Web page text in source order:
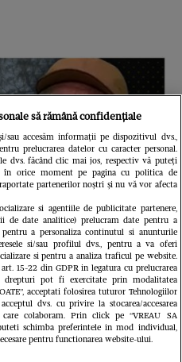
Dumnezeu pe
dezvăluiri
să rămână confidențiale
sau accesăm informații pe dispozitivul dvs.,
prelucrarea datelor cu caracter personal.
dvs. făcând clic mai jos, respectiv vă puteți
orice moment pe pagina cu politica de
partenerilor noștri și nu vă vor afecta
si agentiile de publicitate partenere,
de date analitice) prelucram date pentru a
a personaliza continutul si anunturile
si/sau profilul dvs., pentru a va oferi
si pentru a analiza traficul pe website.
15-22 din GDPR in legatura cu prelucrarea
drepturi pot fi exercitate prin modalitatea
acceptati folosirea tuturor Tehnologiilor
dvs. cu privire la stocarea/accesarea
colaboram. Prin click pe “VREAU SA
schimba preferintele in mod individual,
pentru functionarea website-ului.